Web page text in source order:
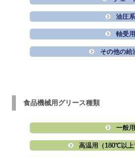
油圧系
軸受用
その他の給
食品機械用グリース種類
一般用
高温用（180℃以上